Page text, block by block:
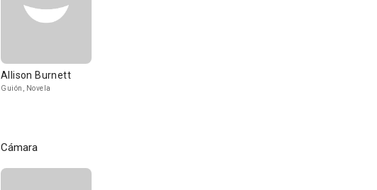
Allison Burnett
Guión, Novela
Cámara